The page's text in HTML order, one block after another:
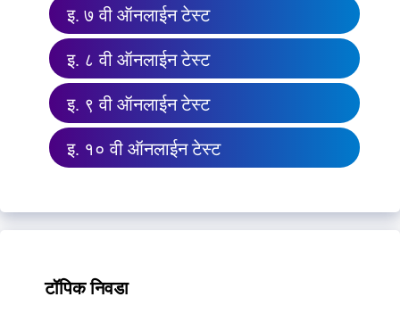
इ. ७ वी ऑनलाईन टेस्ट
इ. ८ वी ऑनलाईन टेस्ट
इ. ९ वी ऑनलाईन टेस्ट
इ. १० वी ऑनलाईन टेस्ट
टॉपिक निवडा